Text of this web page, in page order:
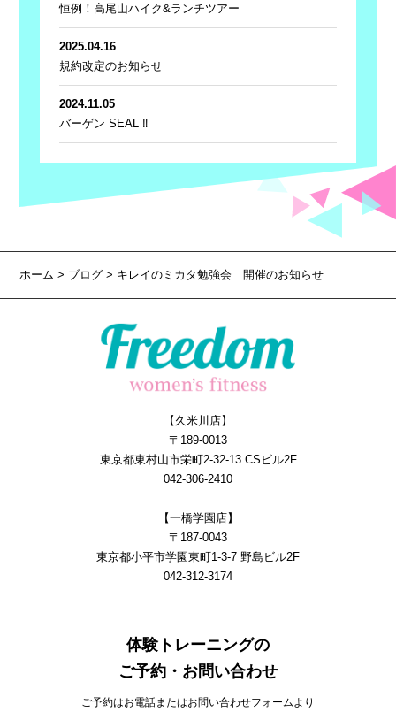
恒例！高尾山ハイク&ランチツアー
2025.04.16
規約改定のお知らせ
2024.11.05
バーゲン SEAL ‼
ホーム> ブログ > キレイのミカタ勉強会 開催のお知らせ
【久米川店】
〒189-0013
東京都東村山市栄町2-32-13 CSビル2F
042-306-2410
【一橋学園店】
〒187-0043
東京都小平市学園東町1-3-7 野島ビル2F
042-312-3174
体験トレーニングの
ご予約・お問い合わせ
ご予約はお電話またはお問い合わせフォームより